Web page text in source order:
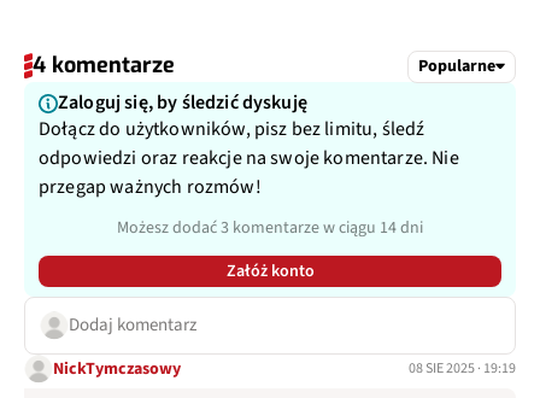
4 komentarze Popularne
Zaloguj się, by śledzić dyskuję
Dołącz do użytkowników, pisz bez limitu, śledź
odpowiedzi oraz reakcje na swoje komentarze. Nie
przegap ważnych rozmów!
Możesz dodać 3 komentarze w ciągu 14 dni
Załóż konto
Dodaj komentarz
NickTymczasowy 08 SIE 2025 · 19:19